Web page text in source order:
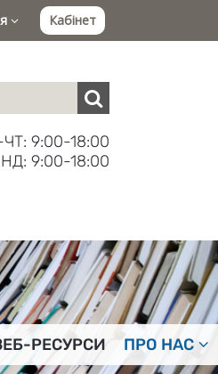
Кабінет
9:00-18:00
9:00-18:00
РЕСУРСИ ПРО НАС